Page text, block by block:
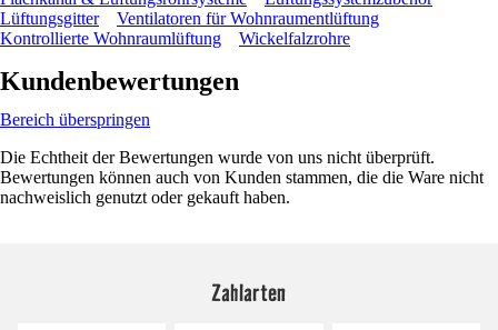
Lüftungsgitter
Ventilatoren für Wohnraumentlüftung
Kontrollierte Wohnraumlüftung
Wickelfalzrohre
Kundenbewertungen
Bereich überspringen
Die Echtheit der Bewertungen wurde von uns nicht überprüft.
Bewertungen können auch von Kunden stammen, die die Ware nicht
nachweislich genutzt oder gekauft haben.
Zahlarten